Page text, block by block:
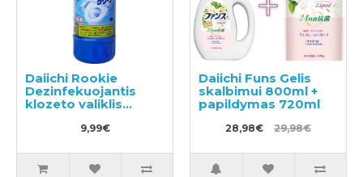
Daiichi Rookie
Dezinfekuojantis
klozeto valiklis
9,99€
Daiichi Funs Gelis
skalbimui 800ml +
papildymas 720ml
28,98€ 29,98€